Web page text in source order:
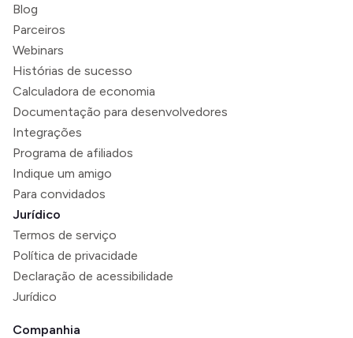
Blog
Parceiros
Webinars
Histórias de sucesso
Calculadora de economia
Documentação para desenvolvedores
Integrações
Programa de afiliados
Indique um amigo
Para convidados
Jurídico
Termos de serviço
Política de privacidade
Declaração de acessibilidade
Jurídico
Companhia